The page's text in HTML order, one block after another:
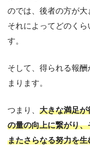
のでは、後者の方が大
それによってどのく
す。
そして、得られる報
まります。
つまり、 大きな満足が
の量の向上に繋がり
またさらなる努力を生